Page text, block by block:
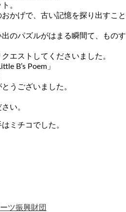
。
かげで、古い記憶を探り出すこと
のパズルがはまる瞬間て、ものす
エストしてくださいました。
B’s Poem」
うございました。
い。
ミチコでした。
ツ振興財団